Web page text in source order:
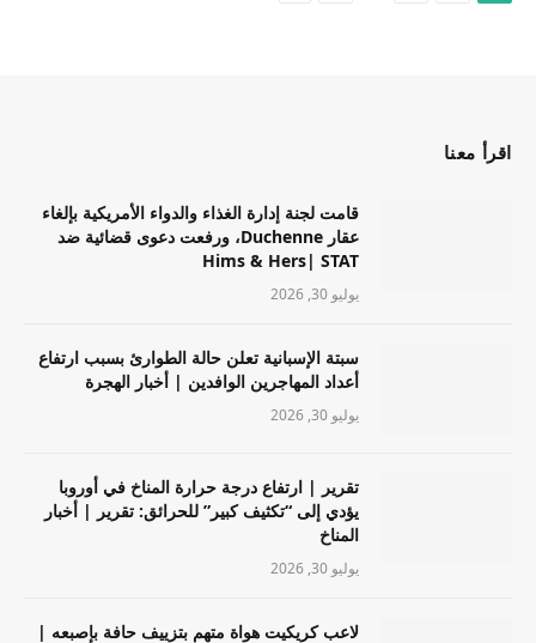
اقرأ معنا
قامت لجنة إدارة الغذاء والدواء الأمريكية بإلغاء
عقار Duchenne، ورفعت دعوى قضائية ضد
Hims & Hers| STAT
يوليو 30, 2026
سبتة الإسبانية تعلن حالة الطوارئ بسبب ارتفاع
أعداد المهاجرين الوافدين | أخبار الهجرة
يوليو 30, 2026
تقرير | ارتفاع درجة حرارة المناخ في أوروبا
يؤدي إلى “تكثيف كبير” للحرائق: تقرير | أخبار
المناخ
يوليو 30, 2026
لاعب كريكيت هواة متهم بتزييف حافة بإصبعه |